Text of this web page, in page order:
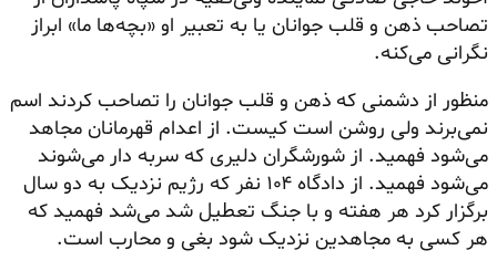
تصاحب ذهن و قلب جوانان یا به تعبیر او «بچه‌ها ما» ابراز
نگرانی می‌کنه.
منظور از دشمنی که ذهن و قلب جوانان را تصاحب کردند اسم
نمی‌برند ولی روشن است کیست. از اعدام قهرمانان مجاهد
می‌شود فهمید. از شورشگران دلیری که سربه دار می‌شوند
می‌شود فهمید. از دادگاه ۱۰۴ نفر که رژیم نزدیک به دو سال
برگزار کرد هر هفته و با جنگ تعطیل شد می‌شد فهمید که
هر کسی به مجاهدین نزدیک شود بغی و محارب است.